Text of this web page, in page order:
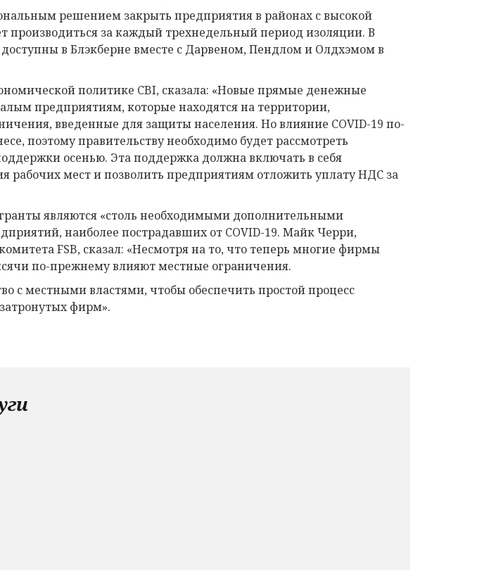
решением закрыть предприятия в районах с высокой
производиться за каждый трехнедельный период изоляции. В
в Блэкберне вместе с Дарвеном, Пендлом и Олдхэмом в
политике CBI, сказала: «Новые прямые денежные
предприятиям, которые находятся на территории,
введенные для защиты населения. Но влияние COVID-19 по-
поэтому правительству необходимо будет рассмотреть
осенью. Эта поддержка должна включать в себя
рабочих мест и позволить предприятиям отложить уплату НДС за
являются «столь необходимыми дополнительными
наиболее пострадавших от COVID-19. Майк Черри,
FSB, сказал: «Несмотря на то, что теперь многие фирмы
по-прежнему влияют местные ограничения.
с местными властями, чтобы обеспечить простой процесс
фирм».